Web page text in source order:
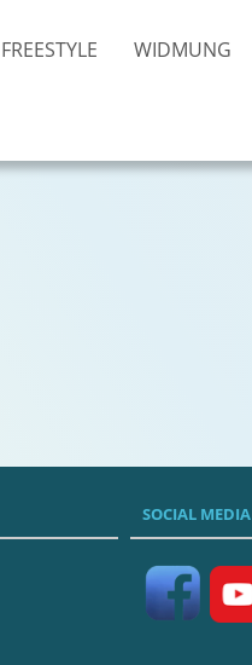
FREESTYLE WIDMUNG
SOCIAL MEDIA